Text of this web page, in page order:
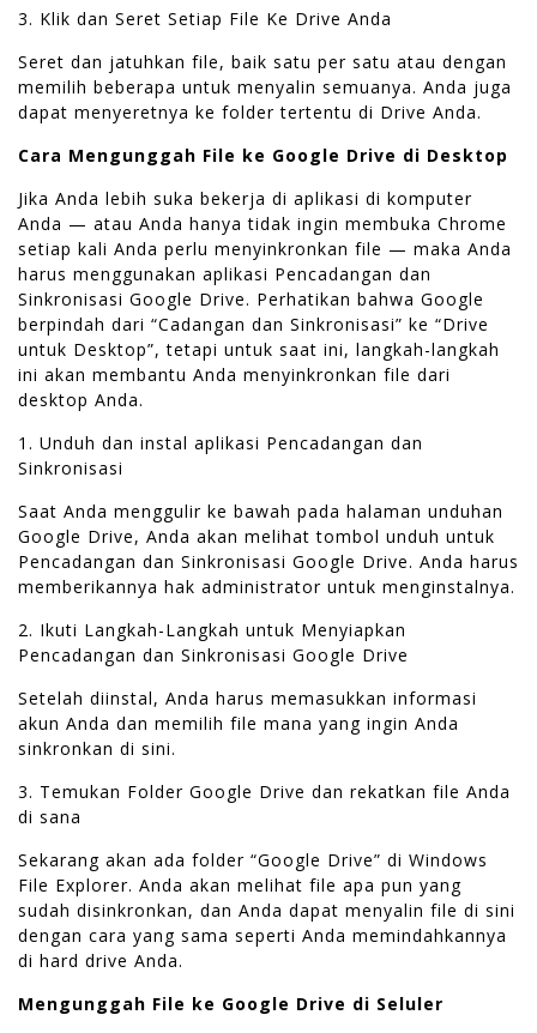
3. Klik dan Seret Setiap File Ke Drive Anda
Seret dan jatuhkan file, baik satu per satu atau dengan
memilih beberapa untuk menyalin semuanya. Anda juga
dapat menyeretnya ke folder tertentu di Drive Anda.
Cara Mengunggah File ke Google Drive di Desktop
Jika Anda lebih suka bekerja di aplikasi di komputer
Anda — atau Anda hanya tidak ingin membuka Chrome
setiap kali Anda perlu menyinkronkan file — maka Anda
harus menggunakan aplikasi Pencadangan dan
Sinkronisasi Google Drive. Perhatikan bahwa Google
berpindah dari “Cadangan dan Sinkronisasi” ke “Drive
untuk Desktop”, tetapi untuk saat ini, langkah-langkah
ini akan membantu Anda menyinkronkan file dari
desktop Anda.
1. Unduh dan instal aplikasi Pencadangan dan
Sinkronisasi
Saat Anda menggulir ke bawah pada halaman unduhan
Google Drive, Anda akan melihat tombol unduh untuk
Pencadangan dan Sinkronisasi Google Drive. Anda harus
memberikannya hak administrator untuk menginstalnya.
2. Ikuti Langkah-Langkah untuk Menyiapkan
Pencadangan dan Sinkronisasi Google Drive
Setelah diinstal, Anda harus memasukkan informasi
akun Anda dan memilih file mana yang ingin Anda
sinkronkan di sini.
3. Temukan Folder Google Drive dan rekatkan file Anda
di sana
Sekarang akan ada folder “Google Drive” di Windows
File Explorer. Anda akan melihat file apa pun yang
sudah disinkronkan, dan Anda dapat menyalin file di sini
dengan cara yang sama seperti Anda memindahkannya
di hard drive Anda.
Mengunggah File ke Google Drive di Seluler